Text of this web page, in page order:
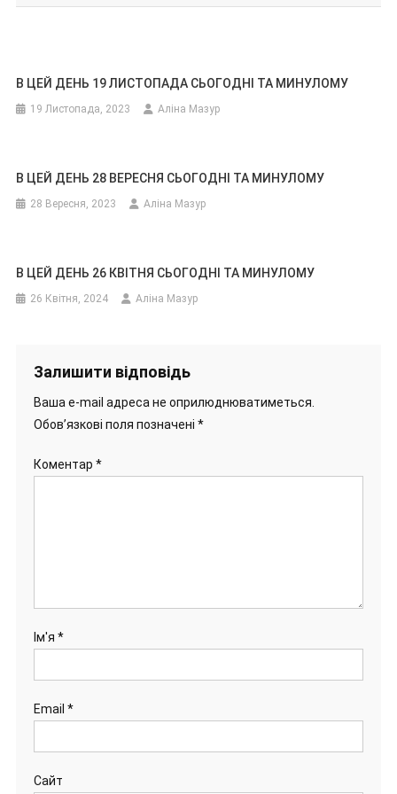
В ЦЕЙ ДЕНЬ 19 ЛИСТОПАДА СЬОГОДНІ ТА МИНУЛОМУ
19 Листопада, 2023 Аліна Мазур
В ЦЕЙ ДЕНЬ 28 ВЕРЕСНЯ СЬОГОДНІ ТА МИНУЛОМУ
28 Вересня, 2023 Аліна Мазур
В ЦЕЙ ДЕНЬ 26 КВІТНЯ СЬОГОДНІ ТА МИНУЛОМУ
26 Квітня, 2024 Аліна Мазур
Залишити відповідь
Ваша e-mail адреса не оприлюднюватиметься.
Обов’язкові поля позначені *
Коментар *
Ім'я *
Email *
Сайт